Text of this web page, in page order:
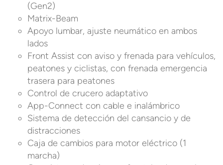
(Gen2)
Matrix-Beam
Apoyo lumbar, ajuste neumático en ambos
lados
Front Assist con aviso y frenada para vehículos,
peatones y ciclistas, con frenada emergencia
trasera para peatones
Control de crucero adaptativo
App-Connect con cable e inalámbrico
Sistema de detección del cansancio y de
distracciones
Caja de cambios para motor eléctrico (1
marcha)